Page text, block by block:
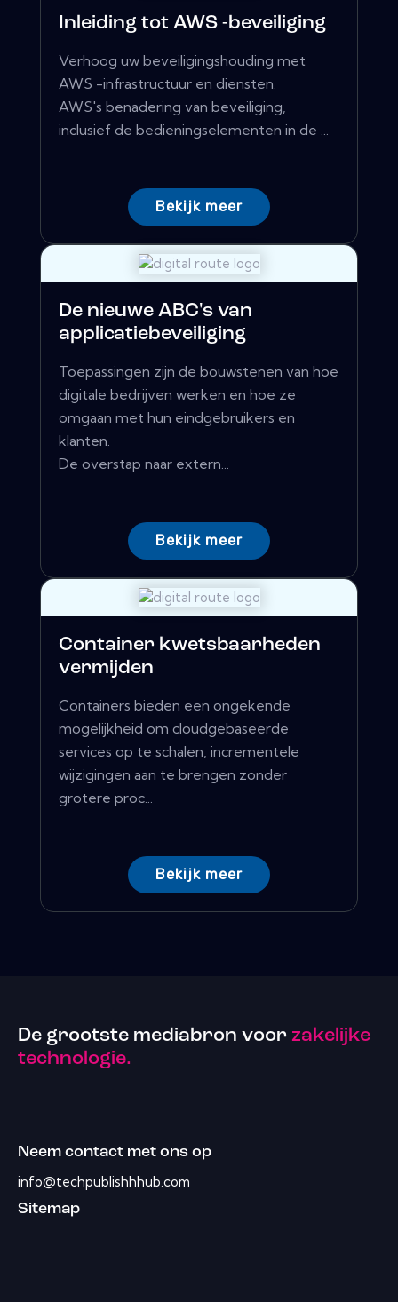
Inleiding tot AWS -beveiliging
Verhoog uw beveiligingshouding met
AWS -infrastructuur en diensten.
AWS's benadering van beveiliging,
inclusief de bedieningselementen in de ...
Bekijk meer
De nieuwe ABC's van
applicatiebeveiliging
Toepassingen zijn de bouwstenen van hoe
digitale bedrijven werken en hoe ze
omgaan met hun eindgebruikers en
klanten.
De overstap naar extern...
Bekijk meer
Container kwetsbaarheden
vermijden
Containers bieden een ongekende
mogelijkheid om cloudgebaseerde
services op te schalen, incrementele
wijzigingen aan te brengen zonder
grotere proc...
Bekijk meer
De grootste mediabron voor zakelijke
technologie.
Neem contact met ons op
info@techpublishhhub.com
Sitemap